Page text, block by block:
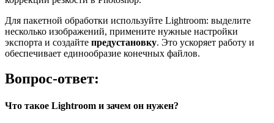
Для пакетной обработки используйте Lightroom: выделите
несколько изображений, примените нужные настройки
экспорта и создайте предустановку. Это ускоряет работу и
обеспечивает единообразие конечных файлов.
Вопрос-ответ:
Что такое Lightroom и зачем он нужен?